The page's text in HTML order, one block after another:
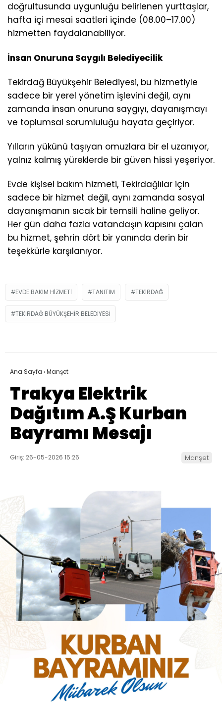
doğrultusunda uygunluğu belirlenen yurttaşlar,
hafta içi mesai saatleri içinde (08.00–17.00)
hizmetten faydalanabiliyor.
İnsan Onuruna Saygılı Belediyecilik
Tekirdağ Büyükşehir Belediyesi, bu hizmetiyle
sadece bir yerel yönetim işlevini değil, aynı
zamanda insan onuruna saygıyı, dayanışmayı
ve toplumsal sorumluluğu hayata geçiriyor.
Yılların yükünü taşıyan omuzlara bir el uzanıyor,
yalnız kalmış yüreklerde bir güven hissi yeşeriyor.
Evde kişisel bakım hizmeti, Tekirdağlılar için
sadece bir hizmet değil, aynı zamanda sosyal
dayanışmanın sıcak bir temsili haline geliyor.
Her gün daha fazla vatandaşın kapısını çalan
bu hizmet, şehrin dört bir yanında derin bir
teşekkürle karşılanıyor.
EVDE BAKIM HIZMETI TANITIM TEKIRDAĞ
TEKIRDAĞ BÜYÜKŞEHIR BELEDIYESI
Ana Sayfa ›Manşet
Trakya Elektrik
Dağıtım A.Ş Kurban
Bayramı Mesajı
Giriş: 26-05-2026 15:26 Manşet